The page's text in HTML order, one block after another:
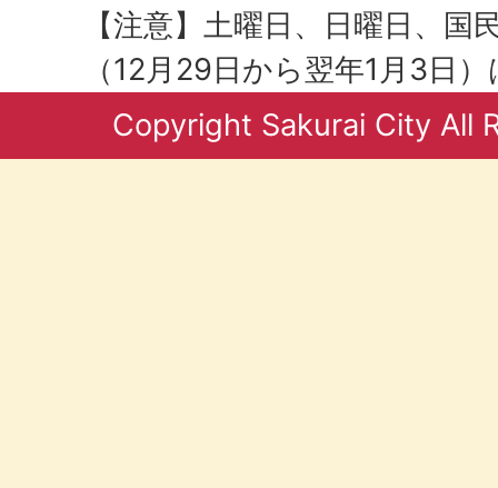
【注意】土曜日、日曜日、国
（12月29日から翌年1月3日
Copyright Sakurai City All